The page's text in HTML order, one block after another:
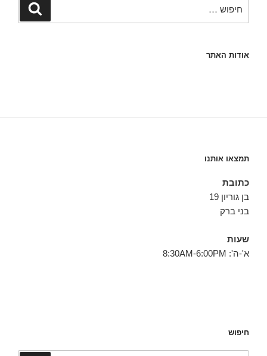
חיפוש
אודות האתר
תמצאו אותנו
כתובת
בן גוריון 19
בני ברק
שעות
א'-ה': 8:30AM-6:00PM
חיפוש